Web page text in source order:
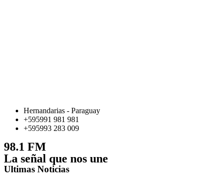
Hernandarias - Paraguay
+595991 981 981
+595993 283 009
98.1 FM
La señal que nos une
Ultimas Noticias